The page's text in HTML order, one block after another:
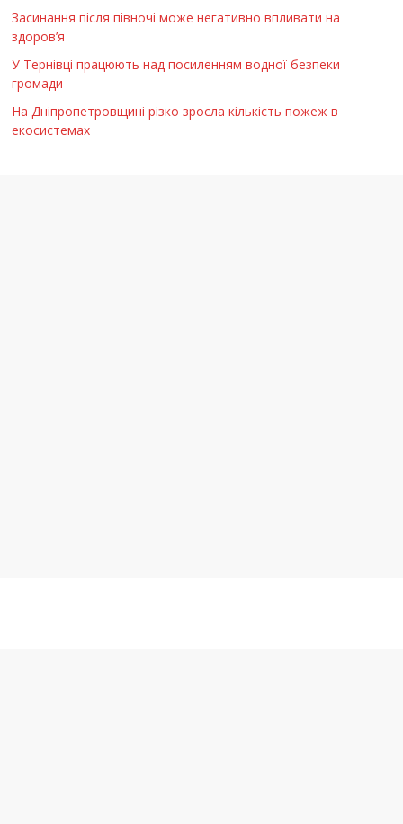
Засинання після півночі може негативно впливати на
здоров’я
У Тернівці працюють над посиленням водної безпеки
громади
На Дніпропетровщині різко зросла кількість пожеж в
екосистемах